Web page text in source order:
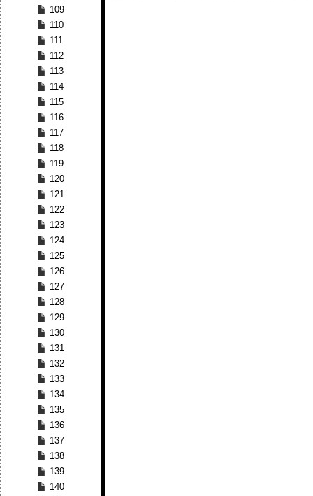
109
110
111
112
113
114
115
116
117
118
119
120
121
122
123
124
125
126
127
128
129
130
131
132
133
134
135
136
137
138
139
140